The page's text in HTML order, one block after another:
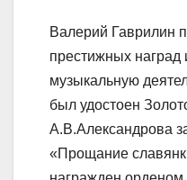
Валерий Гаврилин
престижных наград
музыкальную
был удостоен
А.В.Александрова
«Прощание